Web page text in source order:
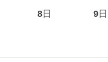
8 日 9 日